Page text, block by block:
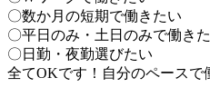
〇数か月の短期で働きたい
〇平日のみ・土日のみで働き
〇日勤・夜勤選びたい
全てOKです！自分のペースで